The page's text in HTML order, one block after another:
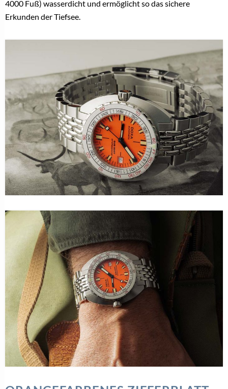
4000 Fuß) wasserdicht und ermöglicht so das sichere
Erkunden der Tiefsee.